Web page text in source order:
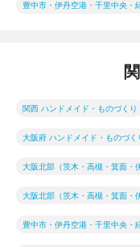
豊中市・伊丹空港・千里中央・
関西 ハンドメイド・ものづくり
大阪府 ハンドメイド・ものづく
大阪北部（茨木・高槻・箕面・
大阪北部（茨木・高槻・箕面・
豊中市・伊丹空港・千里中央・